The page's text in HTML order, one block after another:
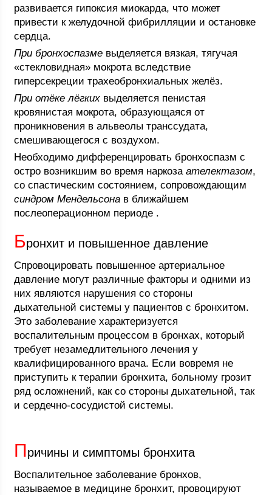
развивается гипоксия миокарда, что может
привести к желудочной фибрилляции и остановке
сердца.
При бронхоспазме выделяется вязкая, тягучая
«стекловидная» мокрота вследствие
гиперсекреции трахеобронхиальных желёз.
При отёке лёгких выделяется пенистая
кровянистая мокрота, образующаяся от
проникновения в альвеолы транссудата,
смешивающегося с воздухом.
Необходимо дифференцировать бронхоспазм с
остро возникшим во время наркозаателектазом,
со спастическим состоянием, сопровождающим
синдром Мендельсона в ближайшем
послеоперационном периоде .
Бронхит и повышенное давление
Спровоцировать повышенное артериальное
давление могут различные факторы и одними из
них являются нарушения со стороны
дыхательной системы у пациентов с бронхитом.
Это заболевание характеризуется
воспалительным процессом в бронхах, который
требует незамедлительного лечения у
квалифицированного врача. Если вовремя не
приступить к терапии бронхита, больному грозит
ряд осложнений, как со стороны дыхательной, так
и сердечно-сосудистой системы.
Причины и симптомы бронхита
Воспалительное заболевание бронхов,
называемое в медицине бронхит, провоцируют